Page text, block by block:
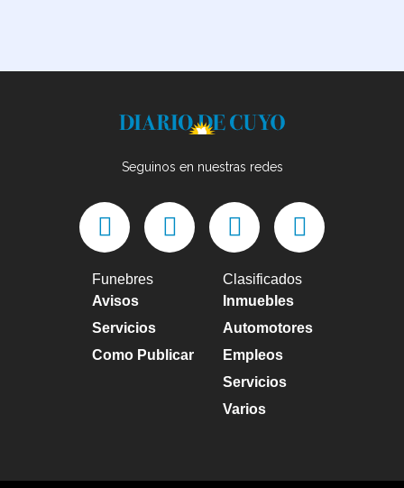
Seguinos en nuestras redes
Funebres
Avisos
Servicios
Como Publicar
Clasificados
Inmuebles
Automotores
Empleos
Servicios
Varios